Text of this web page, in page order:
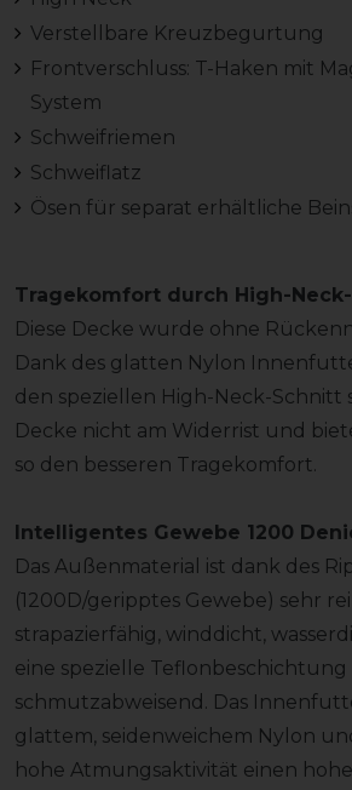
Verstellbare Kreuzbegurtung
Frontverschluss: T-Haken mit
System
Schweifriemen
Schweiflatz
Ösen für separat erhältliche
Tragekomfort durch High-
Diese Decke wurde ohne
Dank des glatten Nylon
den speziellen High-Neck-Schnitt
Decke nicht am Widerrist und
so den besseren Tragekomfort.
Intelligentes Gewebe 1200
Das Außenmaterial ist dank des
(1200D/geripptes Gewebe) sehr
strapazierfähig, winddicht,
eine spezielle Teflonbeschichtung
schmutzabweisend. Das
glattem, seidenweichem Nylon
hohe Atmungsaktivität einen